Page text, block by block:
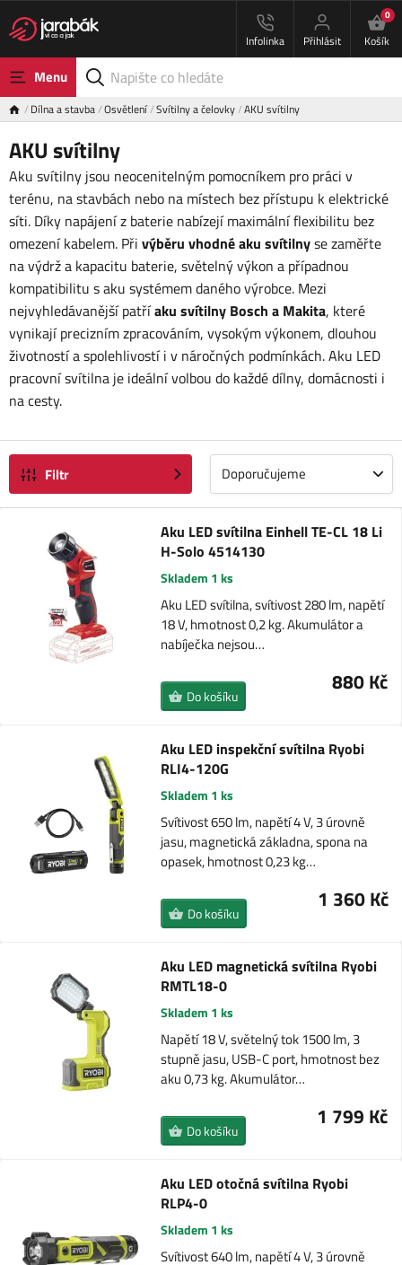
Infolinka Přihlásit
0
Košík
Menu
Dílna a stavba Osvětlení Svítilny a čelovky AKU svítilny
AKU svítilny
Aku svítilny jsou neocenitelným pomocníkem pro práci v
terénu, na stavbách nebo na místech bez přístupu k elektrické
síti. Díky napájení z baterie nabízejí maximální flexibilitu bez
omezení kabelem. Při výběru vhodné aku svítilnyse zaměřte
na výdrž a kapacitu baterie, světelný výkon a případnou
kompatibilitu s aku systémem daného výrobce. Mezi
nejvyhledávanější patříaku svítilny Bosch a Makita, které
vynikají precizním zpracováním, vysokým výkonem, dlouhou
životností a spolehlivostí i v náročných podmínkách. Aku LED
pracovní svítilna je ideální volbou do každé dílny, domácnosti i
na cesty.
Filtr Doporučujeme
Aku LED svítilna Einhell TE-CL 18 Li
H-Solo 4514130
Skladem 1 ks
Aku LED svítilna, svítivost 280 lm, napětí
18 V, hmotnost 0,2 kg. Akumulátor a
nabíječka nejsou…
880 Kč
Do košíku
Aku LED inspekční svítilna Ryobi
RLI4-120G
Skladem 1 ks
Svítivost 650 lm, napětí 4 V, 3 úrovně
jasu, magnetická základna, spona na
opasek, hmotnost 0,23 kg…
1 360 Kč
Do košíku
Aku LED magnetická svítilna Ryobi
RMTL18-0
Skladem 1 ks
Napětí 18 V, světelný tok 1500 lm, 3
stupně jasu, USB-C port, hmotnost bez
aku 0,73 kg. Akumulátor…
1 799 Kč
Do košíku
Aku LED otočná svítilna Ryobi
RLP4-0
Skladem 1 ks
Svítivost 640 lm, napětí 4 V, 3 úrovně